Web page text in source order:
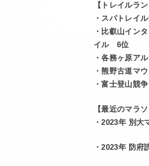
【トレイルラン
・スパトレイ
・比叡山イン
イル 6位
・各務ヶ原ア
・熊野古道マ
・富士登山競
【最近のマラソ
・2023年 別大
・2023年 防府